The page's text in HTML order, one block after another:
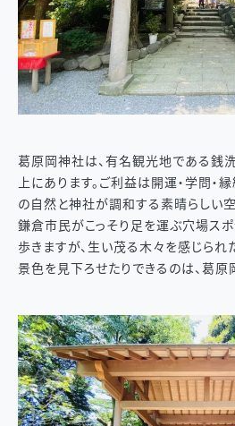
葛原岡神社は、有名観光地である銭
上にあります。ご利益は開運・学問・
の自然と神社が調和する素晴らしい
鎌倉市民がこっそり足を運ぶ穴場スポ
歩きますが、生い茂る木々を感じられ
景色を見下ろせたりできるのは、葛原